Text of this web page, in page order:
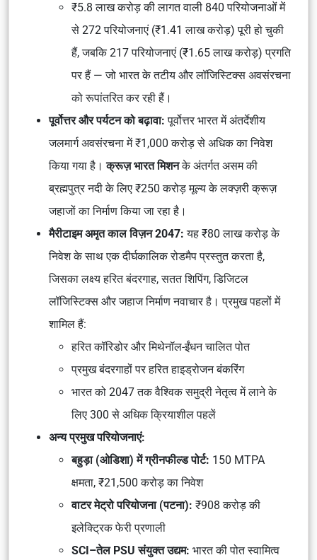
₹5.8 लाख करोड़ की लागत वाली 840 परियोजनाओं में
से 272 परियोजनाएं (₹1.41 लाख करोड़) पूरी हो चुकी
हैं, जबकि 217 परियोजनाएं (₹1.65 लाख करोड़) प्रगति
पर हैं — जो भारत के तटीय और लॉजिस्टिक्स अवसंरचना
को रूपांतरित कर रही हैं।
पूर्वोत्तर और पर्यटन को बढ़ावा: पूर्वोत्तर भारत में अंतर्देशीय
जलमार्ग अवसंरचना में ₹1,000 करोड़ से अधिक का निवेश
किया गया है।क्रूज़ भारत मिशनके अंतर्गत असम की
ब्रह्मपुत्र नदी के लिए ₹250 करोड़ मूल्य के लक्ज़री क्रूज़
जहाजों का निर्माण किया जा रहा है।
मैरीटाइम अमृत काल विज़न 2047: यह ₹80 लाख करोड़ के
निवेश के साथ एक दीर्घकालिक रोडमैप प्रस्तुत करता है,
जिसका लक्ष्य हरित बंदरगाह, सतत शिपिंग, डिजिटल
लॉजिस्टिक्स और जहाज निर्माण नवाचार है। प्रमुख पहलों में
शामिल हैं:
हरित कॉरिडोर और मिथेनॉल-ईंधन चालित पोत
प्रमुख बंदरगाहों पर हरित हाइड्रोजन बंकरिंग
भारत को 2047 तक वैश्विक समुद्री नेतृत्व में लाने के
लिए 300 से अधिक क्रियाशील पहलें
अन्य प्रमुख परियोजनाएं:
बहुड़ा (ओडिशा) में ग्रीनफील्ड पोर्ट: 150 MTPA
क्षमता, ₹21,500 करोड़ का निवेश
वाटर मेट्रो परियोजना (पटना): ₹908 करोड़ की
इलेक्ट्रिक फेरी प्रणाली
SCI–तेल PSU संयुक्त उद्यम: भारत की पोत स्वामित्व